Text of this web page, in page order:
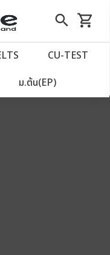
close
search
Skip
to
shopping_cart
รถเข็น
CU‑TEST
ม.ต้น(EP)
for 80002770